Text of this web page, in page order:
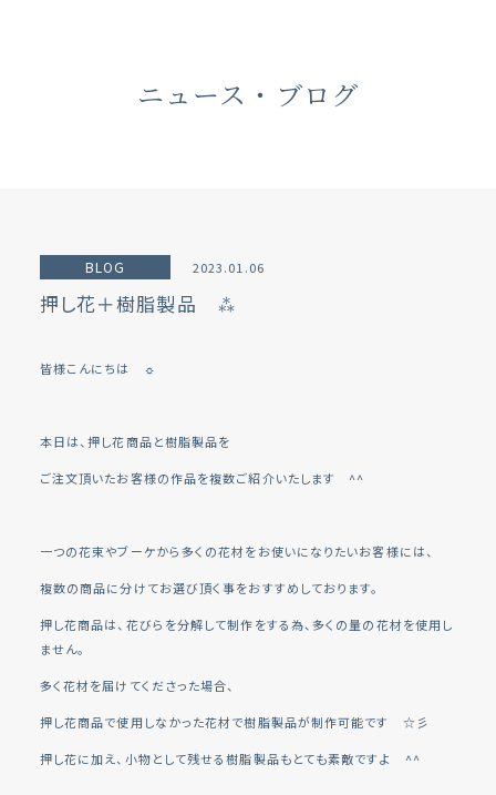
ニュース・ブログ
BLOG 2023.01.06
押し花＋樹脂製品 ⁂
皆様こんにちは ☼
本日は、押し花商品と樹脂製品を
ご注文頂いたお客様の作品を複数ご紹介いたします ^^
一つの花束やブーケから多くの花材をお使いになりたいお客様には、
複数の商品に分けてお選び頂く事をおすすめしております。
押し花商品は、花びらを分解して制作をする為、多くの量の花材を使用し
ません。
多く花材を届けてくださった場合、
押し花商品で使用しなかった花材で樹脂製品が制作可能です ☆彡
押し花に加え、小物として残せる樹脂製品もとても素敵ですよ ^^